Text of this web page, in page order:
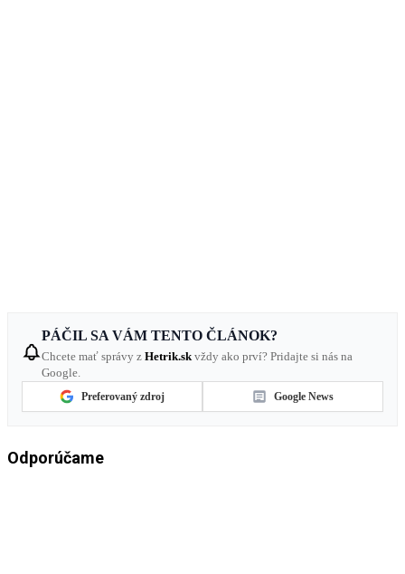
PÁČIL SA VÁM TENTO ČLÁNOK?
Chcete mať správy z Hetrik.skvždy ako prví? Pridajte si nás na
Google.
Preferovaný zdroj Google News
Odporúčame